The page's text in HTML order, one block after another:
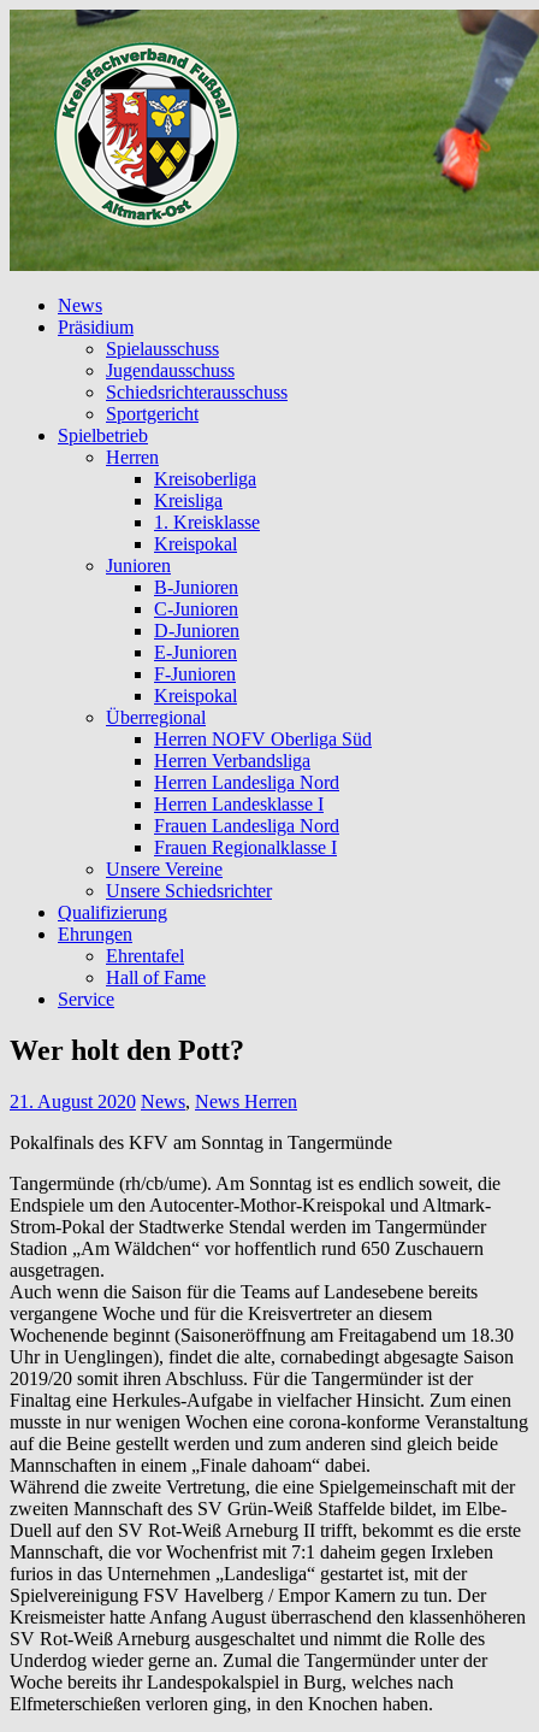
News
Präsidium
Spielausschuss
Jugendausschuss
Schiedsrichterausschuss
Sportgericht
Spielbetrieb
Herren
Kreisoberliga
Kreisliga
1. Kreisklasse
Kreispokal
Junioren
B-Junioren
C-Junioren
D-Junioren
E-Junioren
F-Junioren
Kreispokal
Überregional
Herren NOFV Oberliga Süd
Herren Verbandsliga
Herren Landesliga Nord
Herren Landesklasse I
Frauen Landesliga Nord
Frauen Regionalklasse I
Unsere Vereine
Unsere Schiedsrichter
Qualifizierung
Ehrungen
Ehrentafel
Hall of Fame
Service
Wer holt den Pott?
21. August 2020 News, News Herren
Pokalfinals des KFV am Sonntag in Tangermünde
Tangermünde (rh/cb/ume). Am Sonntag ist es endlich soweit, die
Endspiele um den Autocenter-Mothor-Kreispokal und Altmark-
Strom-Pokal der Stadtwerke Stendal werden im Tangermünder
Stadion „Am Wäldchen“ vor hoffentlich rund 650 Zuschauern
ausgetragen.
Auch wenn die Saison für die Teams auf Landesebene bereits
vergangene Woche und für die Kreisvertreter an diesem
Wochenende beginnt (Saisoneröffnung am Freitagabend um 18.30
Uhr in Uenglingen), findet die alte, cornabedingt abgesagte Saison
2019/20 somit ihren Abschluss. Für die Tangermünder ist der
Finaltag eine Herkules-Aufgabe in vielfacher Hinsicht. Zum einen
musste in nur wenigen Wochen eine corona-konforme Veranstaltung
auf die Beine gestellt werden und zum anderen sind gleich beide
Mannschaften in einem „Finale dahoam“ dabei.
Während die zweite Vertretung, die eine Spielgemeinschaft mit der
zweiten Mannschaft des SV Grün-Weiß Staffelde bildet, im Elbe-
Duell auf den SV Rot-Weiß Arneburg II trifft, bekommt es die erste
Mannschaft, die vor Wochenfrist mit 7:1 daheim gegen Irxleben
furios in das Unternehmen „Landesliga“ gestartet ist, mit der
Spielvereinigung FSV Havelberg / Empor Kamern zu tun. Der
Kreismeister hatte Anfang August überraschend den klassenhöheren
SV Rot-Weiß Arneburg ausgeschaltet und nimmt die Rolle des
Underdog wieder gerne an. Zumal die Tangermünder unter der
Woche bereits ihr Landespokalspiel in Burg, welches nach
Elfmeterschießen verloren ging, in den Knochen haben.